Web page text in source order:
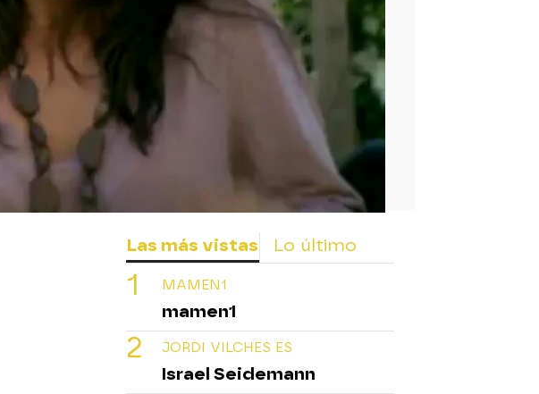
Las más vistas Lo último
MAMEN1
mamen1
JORDI VILCHES ES
Israel Seidemann